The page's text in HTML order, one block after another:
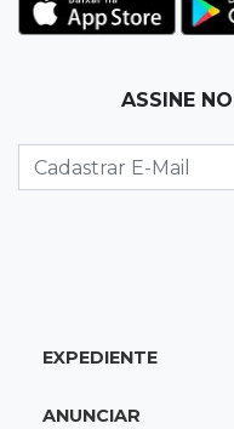
entre vagas
Chamas altas
Chapadão do Sul
Time de MS vai
ASSINE
EXPEDIENTE
ANUNCIAR